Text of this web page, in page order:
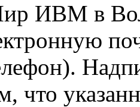
ИВМ в
что